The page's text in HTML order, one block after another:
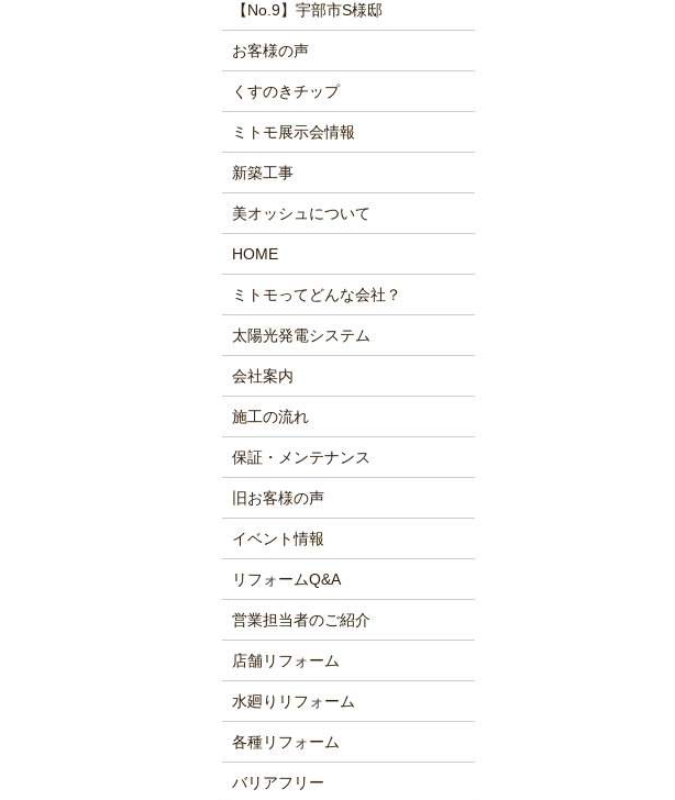
【No.9】宇部市S様邸
お客様の声
くすのきチップ
ミトモ展示会情報
新築工事
美オッシュについて
HOME
ミトモってどんな会社？
太陽光発電システム
会社案内
施工の流れ
保証・メンテナンス
旧お客様の声
イベント情報
リフォームQ&A
営業担当者のご紹介
店舗リフォーム
水廻りリフォーム
各種リフォーム
バリアフリー